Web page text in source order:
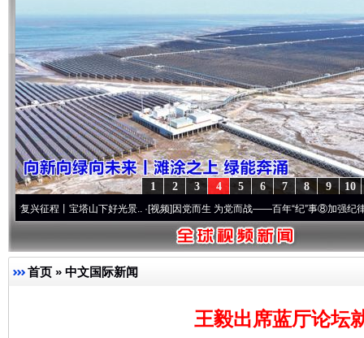
10
9
8
7
6
5
4
3
2
1
宝塔山下好光景..·[视频]因党而生 为党而战——百年“纪”事⑧加强纪律..·[视频]牢记
首页 » 中文国际新闻
王毅出席蓝厅论坛